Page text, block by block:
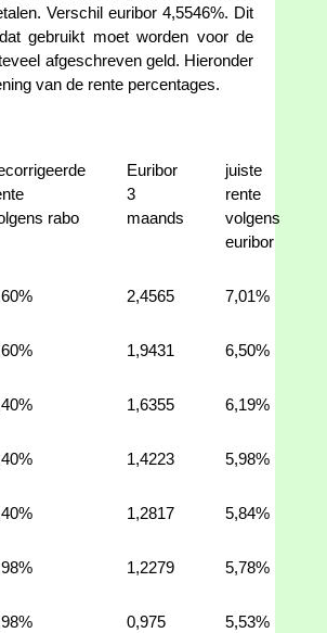
Verschil euribor 4,5546%. Dit
gebruikt moet worden voor de
afgeschreven geld. Hieronder
van de rente percentages.
rabo
Euribor
3
maands
juiste
rente
volgens
euribor
2,4565 7,01%
1,9431 6,50%
1,6355 6,19%
1,4223 5,98%
1,2817 5,84%
1,2279 5,78%
0,975 5,53%